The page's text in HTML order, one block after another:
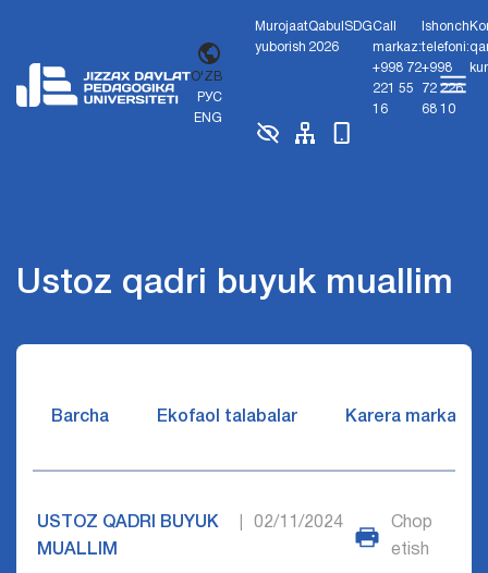
O'ZB
РУС
ENG
Murojaat
yuborish
Qabul
2026
SDGCall
markaz:
+998 72
221 55
16
Ishonch
telefoni:
+998
72 226
68 10
Ustoz qadri buyuk muallim
Barcha Ekofaol talabalar Karera markazi
USTOZ QADRI BUYUK
MUALLIM
02/11/2024
Chop
etish